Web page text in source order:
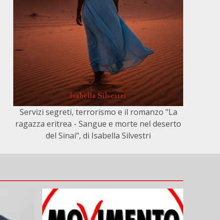
Servizi segreti, terrorismo e il romanzo "La
ragazza eritrea - Sangue e morte nel deserto
del Sinai", di Isabella Silvestri